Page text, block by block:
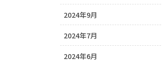
2024年9月
2024年7月
2024年6月